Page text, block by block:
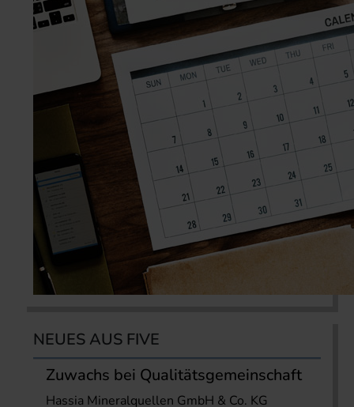
NEUES AUS FIVE
Zuwachs bei Qualitätsgemeinschaft
Hassia Mineralquellen GmbH & Co. KG